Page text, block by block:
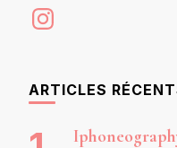
Instagram
ARTICLES